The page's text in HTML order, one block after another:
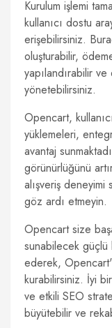
Kurulum işlemi
kullanıcı dostu
erişebilirsiniz.
oluşturabilir,
yapılandırabilir
yönetebilirsiniz.
Opencart,
yüklemeleri,
avantaj
görünürlüğünü
alışveriş deneyimi
göz ardı etmeyin.
Opencart size
sunabilecek
ederek,
kurabilirsiniz. İyi
ve etkili SEO
büyütebilir ve